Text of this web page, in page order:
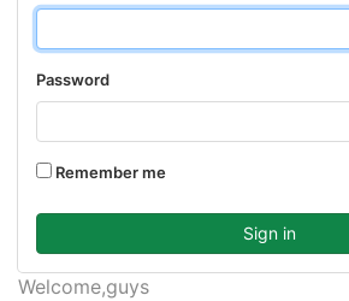
Welcome,guys
Password
Remember me